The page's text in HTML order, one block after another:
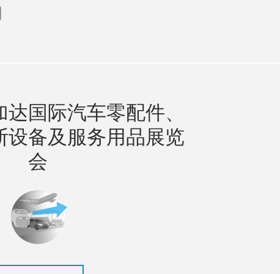
国际汽车零配件、
设备及服务用品展览
会